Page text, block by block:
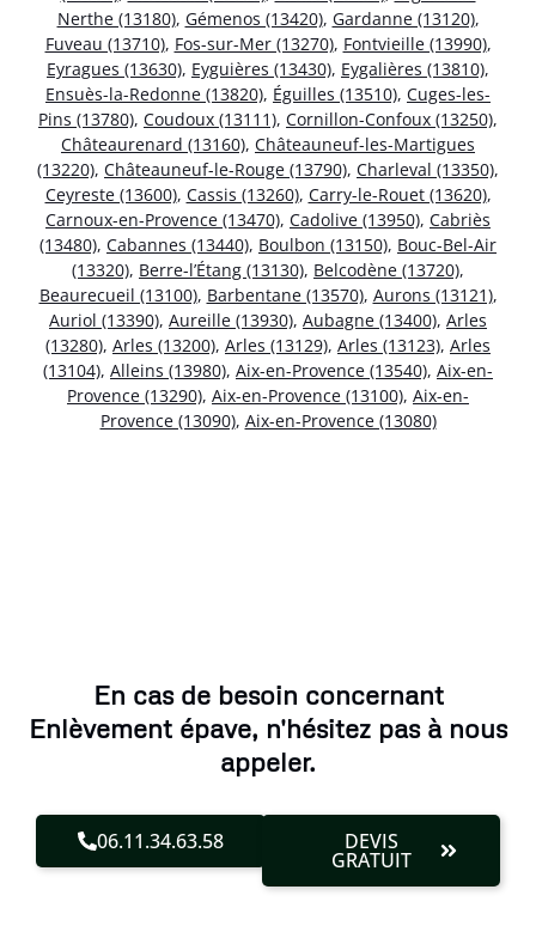
Nerthe (13180), Gémenos (13420), Gardanne (13120),
Fuveau (13710), Fos-sur-Mer (13270), Fontvieille (13990),
Eyragues (13630), Eyguières (13430), Eygalières (13810),
Ensuès-la-Redonne (13820), Éguilles (13510), Cuges-les-
Pins (13780), Coudoux (13111), Cornillon-Confoux (13250),
Châteaurenard (13160), Châteauneuf-les-Martigues
(13220), Châteauneuf-le-Rouge (13790), Charleval (13350),
Ceyreste (13600), Cassis (13260), Carry-le-Rouet (13620),
Carnoux-en-Provence (13470), Cadolive (13950), Cabriès
(13480), Cabannes (13440), Boulbon (13150), Bouc-Bel-Air
(13320), Berre-l’Étang (13130), Belcodène (13720),
Beaurecueil (13100), Barbentane (13570), Aurons (13121),
Auriol (13390), Aureille (13930), Aubagne (13400), Arles
(13280), Arles (13200), Arles (13129), Arles (13123), Arles
(13104), Alleins (13980), Aix-en-Provence (13540), Aix-en-
Provence (13290), Aix-en-Provence (13100), Aix-en-
Provence (13090), Aix-en-Provence (13080)
En cas de besoin concernant
Enlèvement épave, n'hésitez pas à nous
appeler.
06.11.34.63.58 DEVIS
GRATUIT